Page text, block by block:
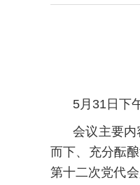
5月31日下
会议主要
而下、充分酝
第十二次党代